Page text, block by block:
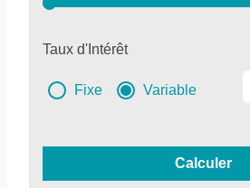
Taux d'Intérêt
Fixe Variable
Calculer